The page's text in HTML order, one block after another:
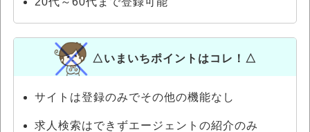
△いまいちポイントはコレ！△
サイトは登録のみでその他の機能なし
求人検索はできずエージェントの紹介のみ